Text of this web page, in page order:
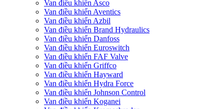
Van điều khiển Asco
Van điều khiển Aventics
Van điều khiển Azbil
Van điều khiển Brand Hydraulics
Van điều khiển Danfoss
Van điều khiển Euroswitch
Van điều khiển FAF Valve
Van điều khiển Griffco
Van điều khiển Hayward
Van điều khiển Hydra Force
Van điều khiển Johnson Control
Van điều khiển Koganei